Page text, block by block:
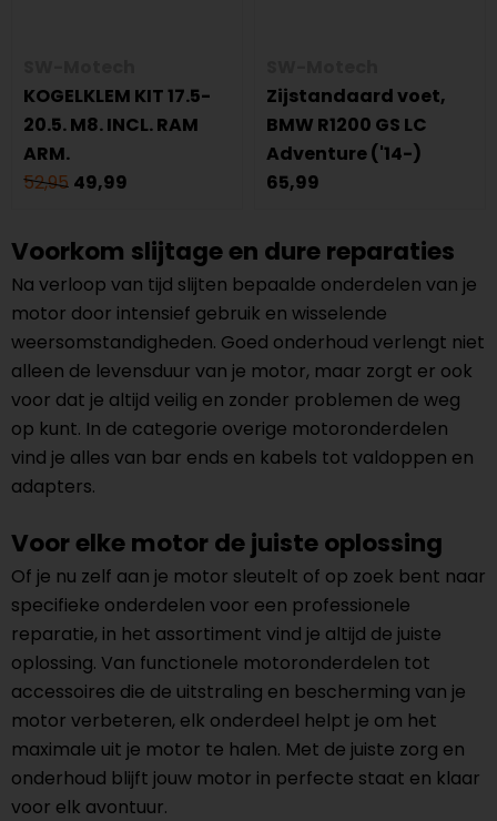
KOGELKLEM KIT 17.5-
20.5. M8. INCL. RAM
ARM.
52,95 49,99
Zijstandaard voet,
BMW R1200 GS LC
Adventure ('14-)
65,99
Voorkom slijtage en dure reparaties
Na verloop van tijd slijten bepaalde onderdelen van je
motor door intensief gebruik en wisselende
weersomstandigheden. Goed onderhoud verlengt niet
alleen de levensduur van je motor, maar zorgt er ook
voor dat je altijd veilig en zonder problemen de weg
op kunt. In de categorie overige motoronderdelen
vind je alles van bar ends en kabels tot valdoppen en
adapters.
Voor elke motor de juiste oplossing
Of je nu zelf aan je motor sleutelt of op zoek bent naar
specifieke onderdelen voor een professionele
reparatie, in het assortiment vind je altijd de juiste
oplossing. Van functionele motoronderdelen tot
accessoires die de uitstraling en bescherming van je
motor verbeteren, elk onderdeel helpt je om het
maximale uit je motor te halen. Met de juiste zorg en
onderhoud blijft jouw motor in perfecte staat en klaar
voor elk avontuur.